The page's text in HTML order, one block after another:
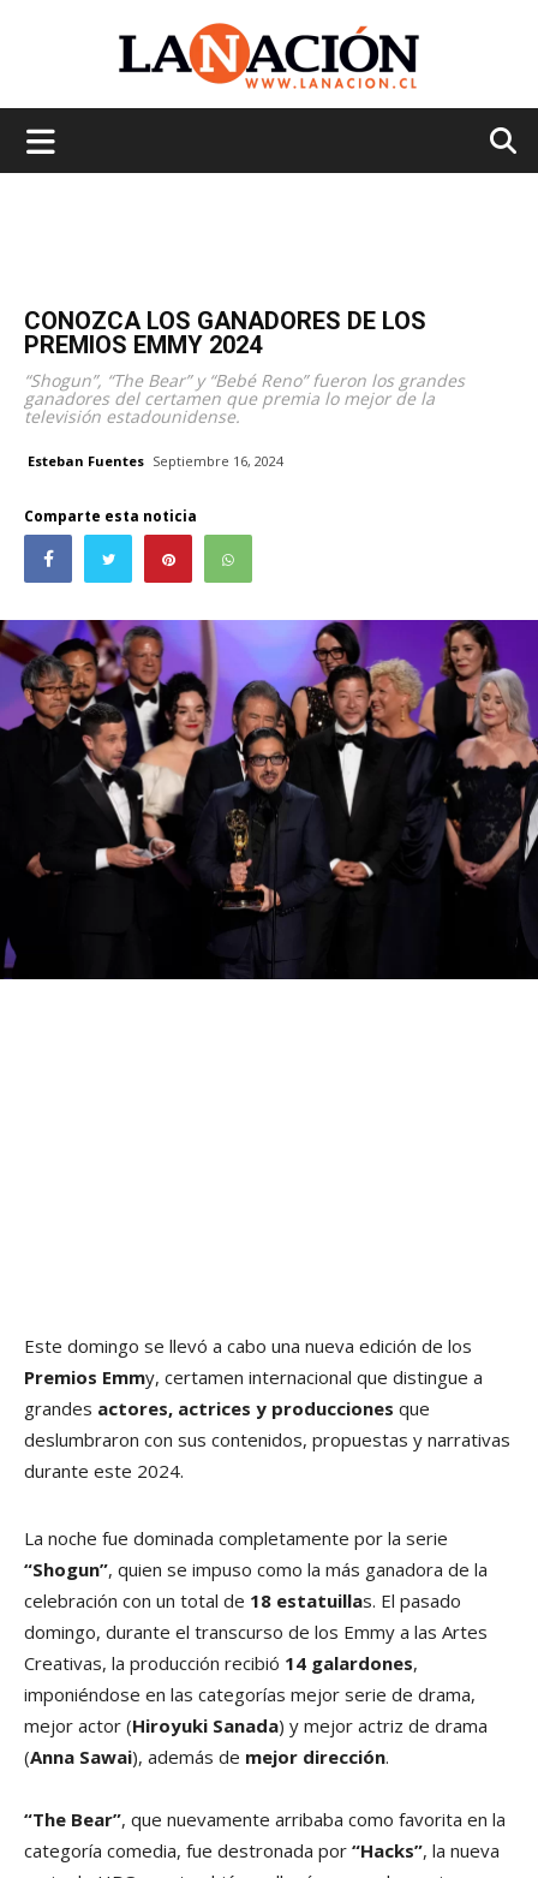
CONOZCA LOS GANADORES DE LOS
PREMIOS EMMY 2024
“Shogun”, “The Bear” y “Bebé Reno” fueron los grandes
ganadores del certamen que premia lo mejor de la
televisión estadounidense.
Esteban Fuentes Septiembre 16, 2024
Comparte esta noticia
Este domingo se llevó a cabo una nueva edición de los
Premios Emmy, certamen internacional que distingue a
grandes actores, actrices y producciones que
deslumbraron con sus contenidos, propuestas y narrativas
durante este 2024.
La noche fue dominada completamente por la serie
“Shogun”, quien se impuso como la más ganadora de la
celebración con un total de 18 estatuillas. El pasado
domingo, durante el transcurso de los Emmy a las Artes
Creativas, la producción recibió 14 galardones,
imponiéndose en las categorías mejor serie de drama,
mejor actor (Hiroyuki Sanada) y mejor actriz de drama
(Anna Sawai), además de mejor dirección.
“The Bear”, que nuevamente arribaba como favorita en la
categoría comedia, fue destronada por “Hacks”, la nueva